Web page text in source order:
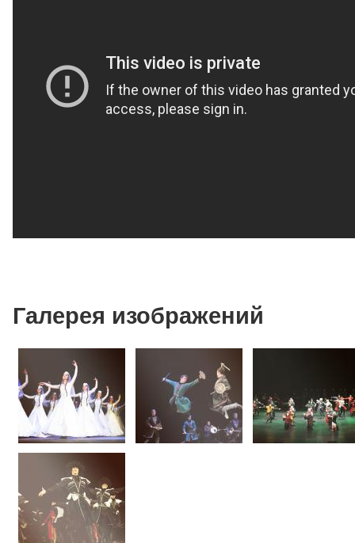
Галерея изображений